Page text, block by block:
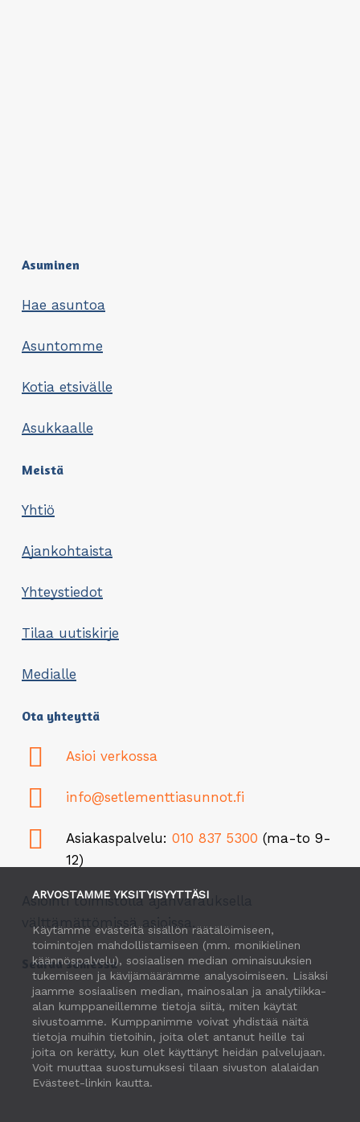
ARVOSTAMME YKSITYISYYTTÄSI
Käytämme evästeitä sisällön räätälöimiseen,
toimintojen mahdollistamiseen (mm. monikielinen
käännöspalvelu), sosiaalisen median ominaisuuksien
tukemiseen ja kävijämäärämme analysoimiseen. Lisäksi
jaamme sosiaalisen median, mainosalan ja analytiikka-
alan kumppaneillemme tietoja siitä, miten käytät
sivustoamme. Kumppanimme voivat yhdistää näitä
tietoja muihin tietoihin, joita olet antanut heille tai
joita on kerätty, kun olet käyttänyt heidän palvelujaan.
Voit muuttaa suostumuksesi tilaan sivuston alalaidan
Evästeet-linkin kautta.
Asuminen
Hae asuntoa
Asuntomme
Kotia etsivälle
Asukkaalle
Meistä
Yhtiö
Ajankohtaista
Yhteystiedot
Tilaa uutiskirje
Medialle
Ota yhteyttä
Asioi verkossa
info@setlementtiasunnot.fi
Asiakaspalvelu:010 837 5300 (ma-to 9-
12)
Asiointi toimistolla ajanvarauksella
välttämättömissä asioissa.
Seuraa somessa